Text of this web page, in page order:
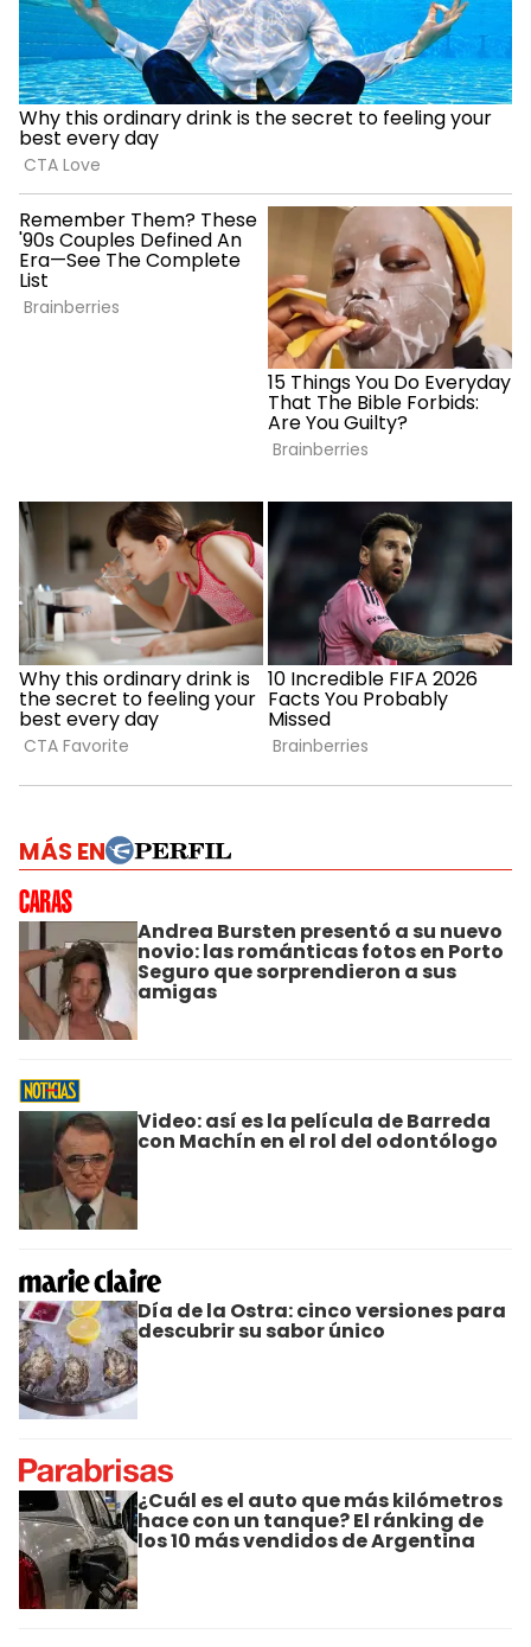
MÁS EN
Andrea Bursten presentó a su nuevo
novio: las románticas fotos en Porto
Seguro que sorprendieron a sus
amigas
Video: así es la película de Barreda
con Machín en el rol del odontólogo
Día de la Ostra: cinco versiones para
descubrir su sabor único
¿Cuál es el auto que más kilómetros
hace con un tanque? El ránking de
los 10 más vendidos de Argentina